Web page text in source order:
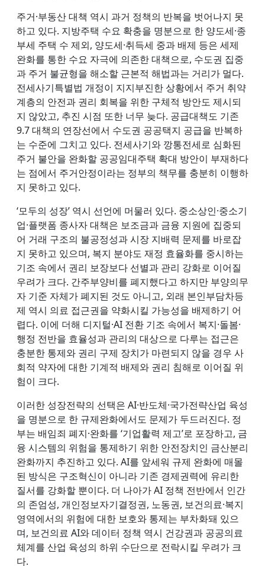
주거·부동산 대책 역시 과거 정책의 반복을 벗어나지 못
하고 있다. 지방주택 수요 확충을 명분으로 한 양도세·종
부세 주택 수 제외, 양도세·취득세 중과 배제 등은 세제
완화를 통한 수요 자극에 의존한 대책으로, 수도권 집중
과 주거 불균형을 해소할 근본적 해법과는 거리가 멀다.
전세사기특별법 개정이 지지부진한 상황에서 주거 취약
계층의 안전과 권리 회복을 위한 구체적 방안도 제시되
지 않았고, 추진 시점 또한 너무 늦다. 공급대책도 기존
9.7 대책의 연장선에서 수도권 공공택지 공급을 반복하
는 수준에 그치고 있다. 전세사기와 깡통전세로 심화된
주거 불안을 완화할 공공임대주택 확대 방안이 부재하다
는 점에서 주거안정이라는 정부의 책무를 충분히 이행하
지 못하고 있다.
‘모두의 성장’ 역시 선언에 머물러 있다. 중소상인·중소기
업·플랫폼 종사자 대책은 보조금과 금융 지원에 집중되
어 거래 구조의 불공정성과 시장 지배력 문제를 바로잡
지 못하고 있으며, 복지 분야도 재정 효율화를 중시하는
기조 속에서 권리 보장보다 선별과 관리 강화로 이어질
우려가 크다. 간주부양비를 폐지했다고 하지만 부양의무
자 기준 자체가 폐지된 것도 아니고, 외래 본인부담차등
제 역시 의료 접근권을 약화시킬 가능성을 배제하기 어
렵다. 이에 더해 디지털·AI 전환 기조 속에서 복지·돌봄·
행정 전반을 효율성과 관리의 대상으로 다루는 접근은
충분한 통제와 권리 구제 장치가 마련되지 않을 경우 사
회적 약자에 대한 기계적 배제와 권리 침해로 이어질 위
험이 크다.
이러한 성장전략의 선택은 AI·반도체·국가전략산업 육성
을 명분으로 한 규제완화에서도 문제가 두드러진다. 정
부는 배임죄 폐지·완화를 ‘기업활력 제고’로 포장하고, 금
융 시스템의 위험을 통제하기 위한 안전장치인 금산분리
완화까지 추진하고 있다. AI를 앞세워 규제 완화에 매몰
된 방식은 구조혁신이 아니라 기존 경제권력에 유리한
질서를 강화할 뿐이다. 더 나아가 AI 정책 전반에서 인간
의 존엄성, 개인정보자기결정권, 노동권, 보건의료·복지
영역에서의 위험에 대한 보호와 통제는 부차화돼 있으
며, 보건의료 AI와 데이터 정책 역시 건강권과 공공의료
체계를 산업 육성의 하위 수단으로 전락시킬 우려가 크
다.